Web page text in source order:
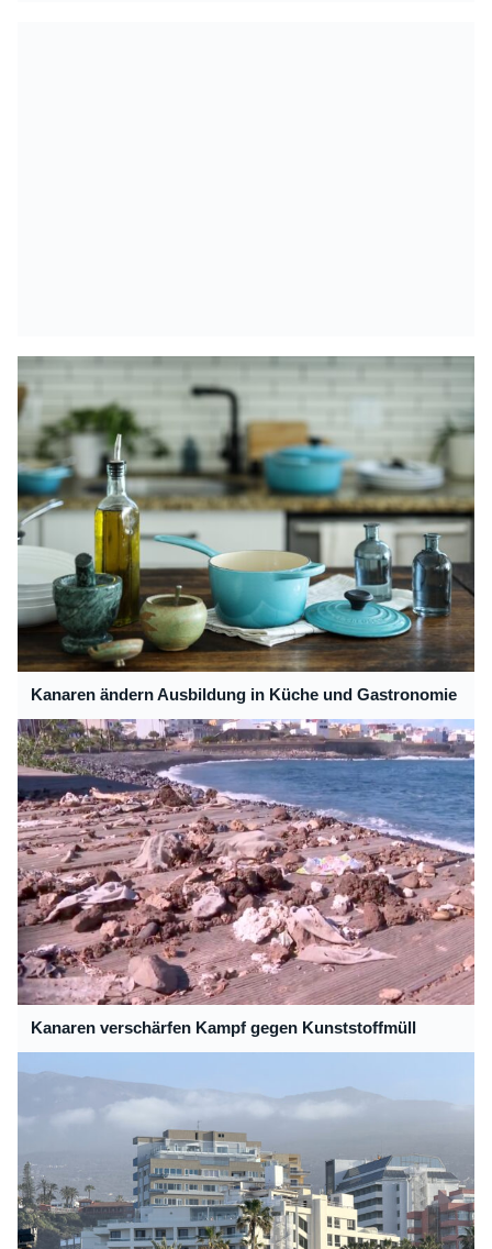
Kanaren ändern Ausbildung in Küche und Gastronomie
Kanaren verschärfen Kampf gegen Kunststoffmüll